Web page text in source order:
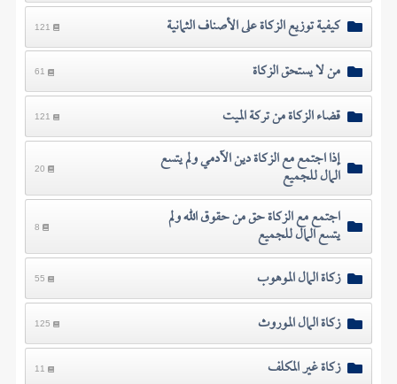
كيفية توزيع الزكاة على الأصناف الثمانية 121
من لا يستحق الزكاة 61
قضاء الزكاة من تركة الميت 121
إذا اجتمع مع الزكاة دين الآدمي ولم يتسع
المال للجميع 20
اجتمع مع الزكاة حق من حقوق الله ولم
يتسع المال للجميع 8
زكاة المال الموهوب 55
زكاة المال الموروث 125
زكاة غير المكلف 11